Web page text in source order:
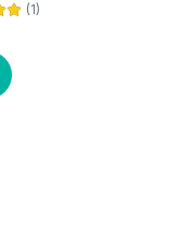
(1)